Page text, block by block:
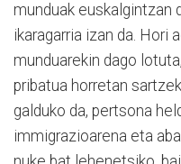
munduak euskalgintzan
ikaragarria izan da. Hori
munduarekin dago
pribatua horretan
galduko da, pertsona
immigrazioarena eta